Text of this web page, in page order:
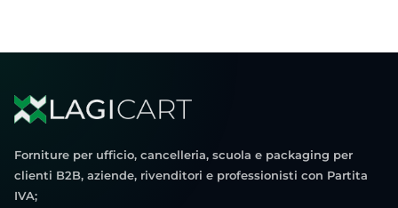
Forniture per ufficio, cancelleria, scuola e packaging per
clienti B2B, aziende, rivenditori e professionisti con Partita
IVA;